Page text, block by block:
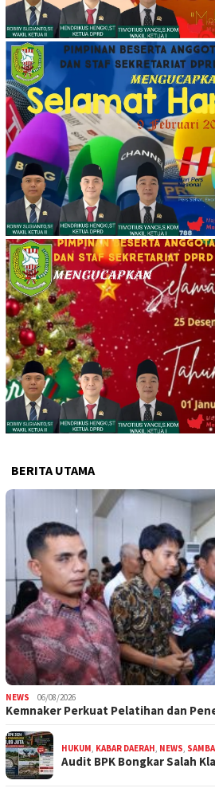
BERITA UTAMA
NEWS 06/08/2026
Kemnaker Perkuat Pelatihan dan
HUKUM, KABAR DAERAH, NEWS,
Audit BPK Bongkar Salah